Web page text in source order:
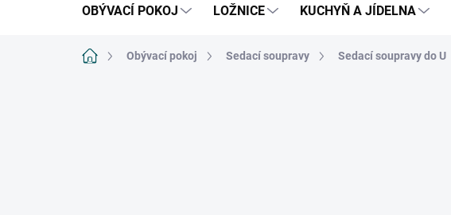
OBÝVACÍ POKOJ LOŽNICE KUCHYŇ A JÍDELNA
Domů Obývací pokoj Sedací soupravy Sedací soupravy do U